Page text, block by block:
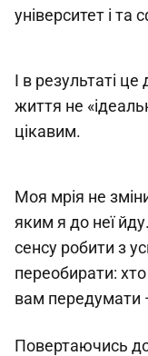
університет і
І в результаті
життя не
цікавим.
Моя мрія не
яким я до неї
сенсу робити з
переобирати:
вам передумати
Повертаючись